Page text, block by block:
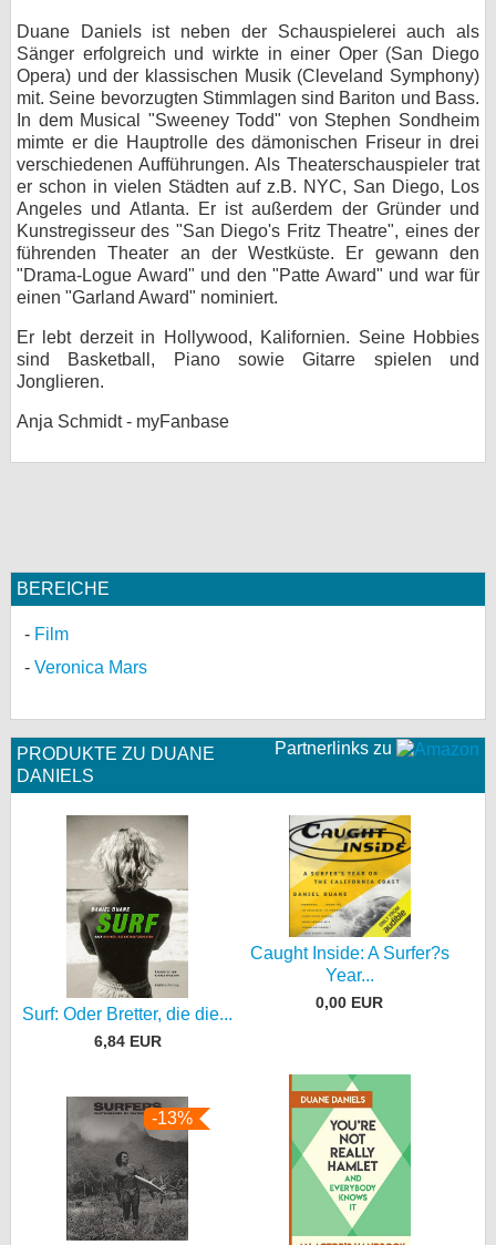
Duane Daniels ist neben der Schauspielerei auch als
Sänger erfolgreich und wirkte in einer Oper (San Diego
Opera) und der klassischen Musik (Cleveland Symphony)
mit. Seine bevorzugten Stimmlagen sind Bariton und Bass.
In dem Musical "Sweeney Todd" von Stephen Sondheim
mimte er die Hauptrolle des dämonischen Friseur in drei
verschiedenen Aufführungen. Als Theaterschauspieler trat
er schon in vielen Städten auf z.B. NYC, San Diego, Los
Angeles und Atlanta. Er ist außerdem der Gründer und
Kunstregisseur des "San Diego's Fritz Theatre", eines der
führenden Theater an der Westküste. Er gewann den
"Drama-Logue Award" und den "Patte Award" und war für
einen "Garland Award" nominiert.
Er lebt derzeit in Hollywood, Kalifornien. Seine Hobbies
sind Basketball, Piano sowie Gitarre spielen und
Jonglieren.
Anja Schmidt - myFanbase
BEREICHE
Film
Veronica Mars
Partnerlinks zu
PRODUKTE ZU DUANE
DANIELS
Surf: Oder Bretter, die die...
6,84 EUR
Caught Inside: A Surfer?s
Year...
0,00 EUR
-13%
Kontakt
Nutzungsbedingungen
Datenschutz
Cookie-Einstellungen
Impressum
Desktop-Ansicht
myFanbase